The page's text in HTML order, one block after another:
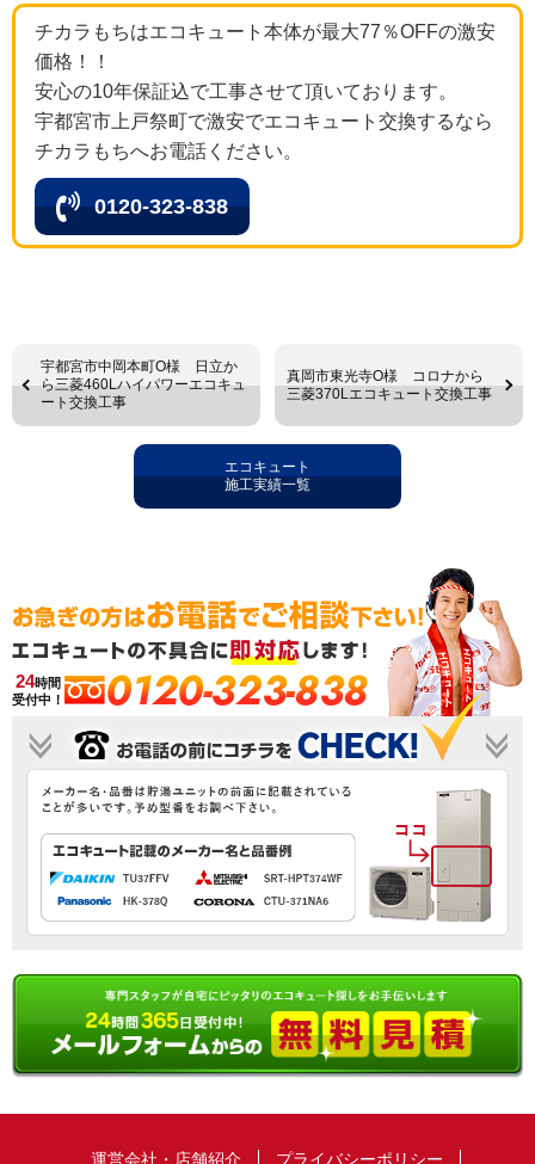
チカラもちはエコキュート本体が最大77％OFFの激安
価格！！
安心の10年保証込で工事させて頂いております。
宇都宮市上戸祭町で激安でエコキュート交換するなら
チカラもちへお電話ください。
0120-323-838
宇都宮市中岡本町O様 日立か
ら三菱460Lハイパワーエコキュ
ート交換工事
真岡市東光寺O様 コロナから
三菱370Lエコキュート交換工事
エコキュート
施工実績一覧
24時間
受付中！
0120-323-838
運営会社・店舗紹介 プライバシーポリシー